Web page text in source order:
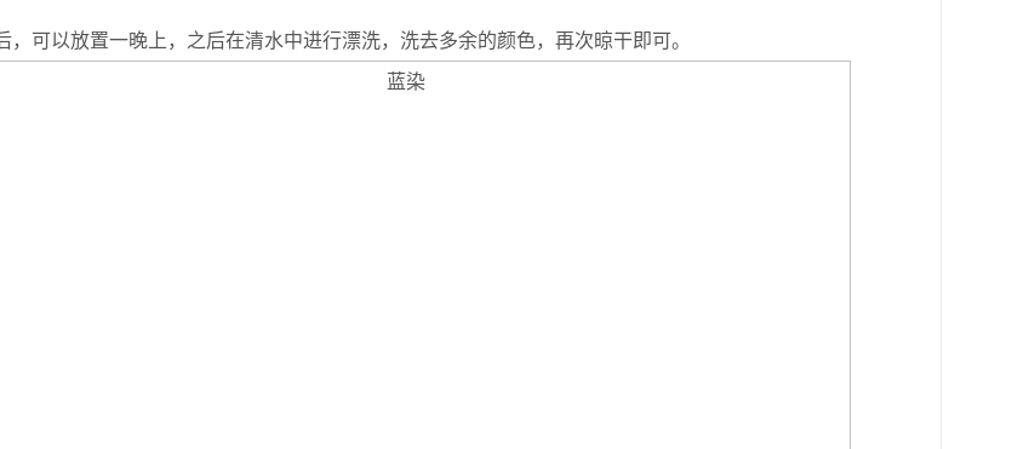
，可以放置一晚上，之后在清水中进行漂洗，洗去多余的颜色，再次晾干即可。